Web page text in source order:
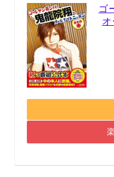
ゴ